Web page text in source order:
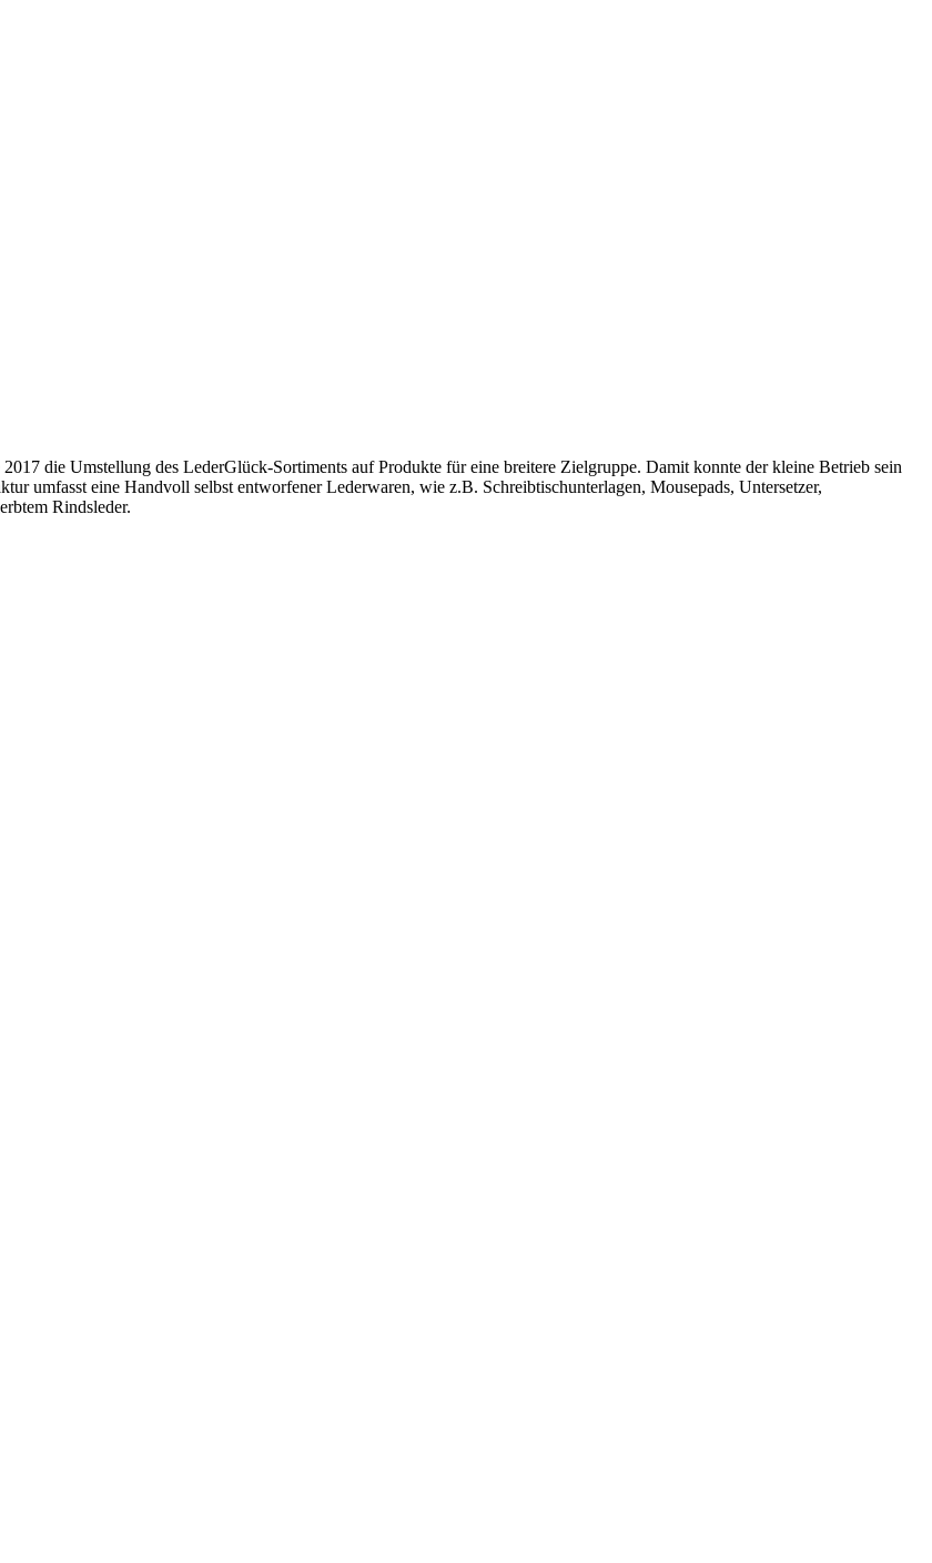
die Umstellung des LederGlück-Sortiments auf Produkte für eine breitere Zielgruppe. Damit konnte der kleine Betrieb sein
umfasst eine Handvoll selbst entworfener Lederwaren, wie z.B. Schreibtischunterlagen, Mousepads, Untersetzer,
Rindsleder.